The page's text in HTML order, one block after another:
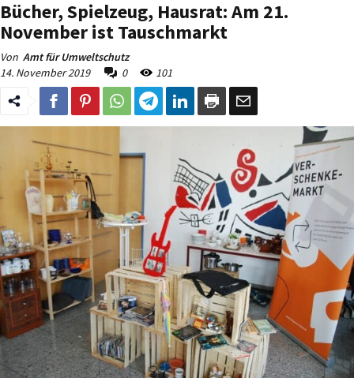
Bücher, Spielzeug, Hausrat: Am 21.
November ist Tauschmarkt
Von Amt für Umweltschutz
14. November 2019
0 101